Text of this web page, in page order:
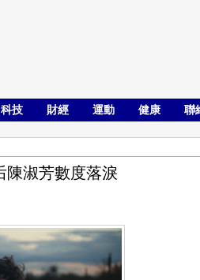
科技 財經 運動 健康 聯
陳淑芳數度落淚